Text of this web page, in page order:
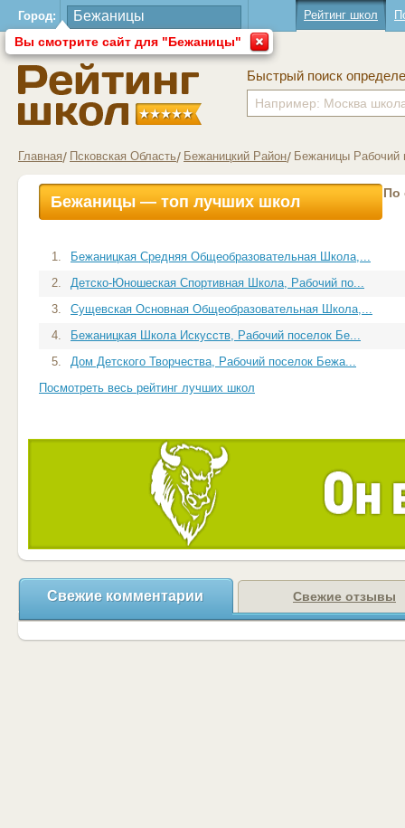
Город:
Вы смотрите сайт для "Бежаницы"
Рейтинг школ
Быстрый поиск
Главная Псковская Область Бежаницкий Район Бежаницы Рабочий
Бежаницы — топ лучших школ По
1.
Бежаницкая Средняя Общеобразовательная Школа,...
2.
Детско-Юношеская Спортивная Школа, Рабочий по...
3.
Сущевская Основная Общеобразовательная Школа,...
4.
Бежаницкая Школа Искусств, Рабочий поселок Бе...
5.
Дом Детского Творчества, Рабочий поселок Бежа...
Посмотреть весь рейтинг лучших школ
Свежие комментарии Свежие отзывы